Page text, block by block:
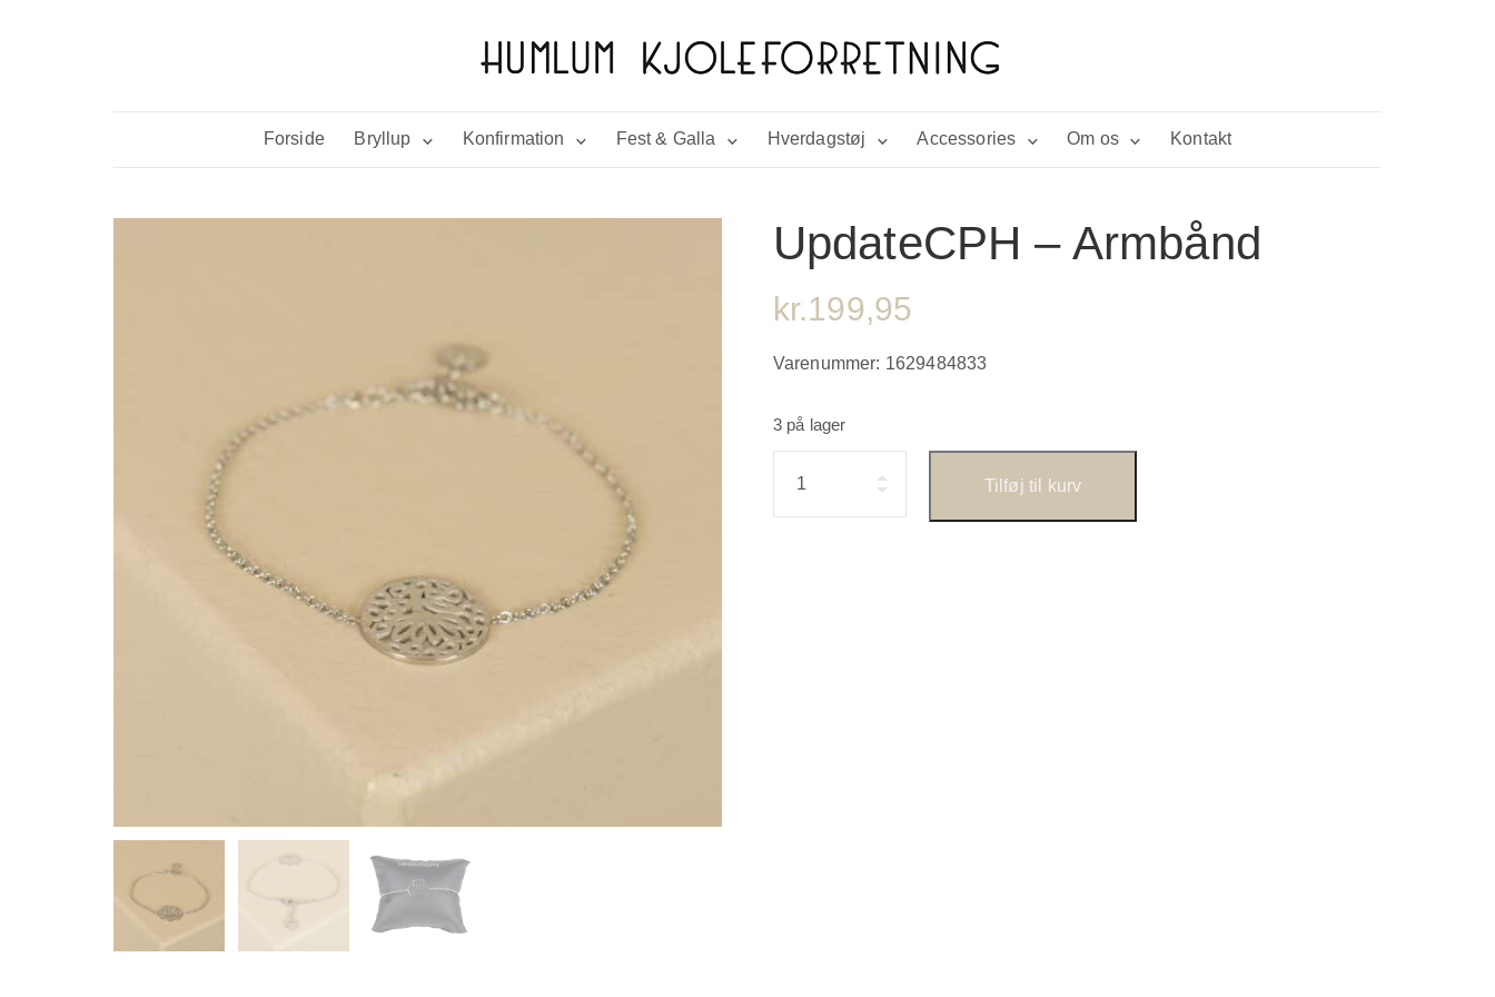
Forside Bryllup Konfirmation Fest & Galla Hverdagstøj Accessories Om os Kontakt
UpdateCPH – Armbånd
kr.199,95
Varenummer: 1629484833
3 på lager
Tilføj til kurv